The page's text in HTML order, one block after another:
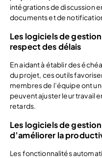
intégrations de discussion
documents et de
Les logiciels de
respect des délais
En aidant à établir des
du projet, ces outils
membres de l’équipe ont
peuvent ajuster leur travail
retards.
Les logiciels de
d’améliorer la
Les fonctionnalités